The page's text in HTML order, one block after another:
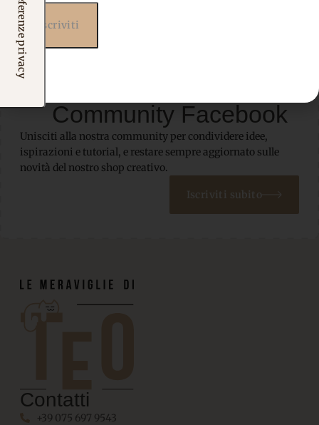
Community Facebook
Unisciti alla nostra community per condividere idee,
ispirazioni e tutorial, e restare sempre aggiornato sulle
novità del nostro shop creativo.
Iscriviti subito
Contatti
+39 075 697 9543